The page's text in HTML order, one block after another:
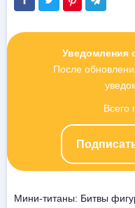
Уведомления
После
Всего
Мини-титаны: Битвы